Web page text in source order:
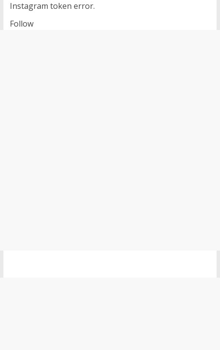
Instagram token error.
Follow